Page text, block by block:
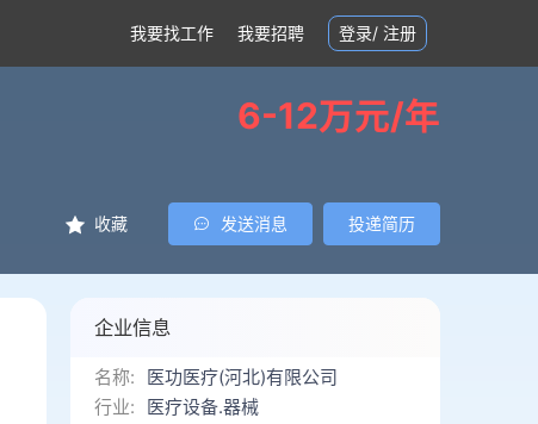
我要找工作 我要招聘 登录/ 注册
6-12万元/年
收藏 发送消息 投递简历
企业信息
名称:
医功医疗(河北)有限公司
行业:
医疗设备.器械